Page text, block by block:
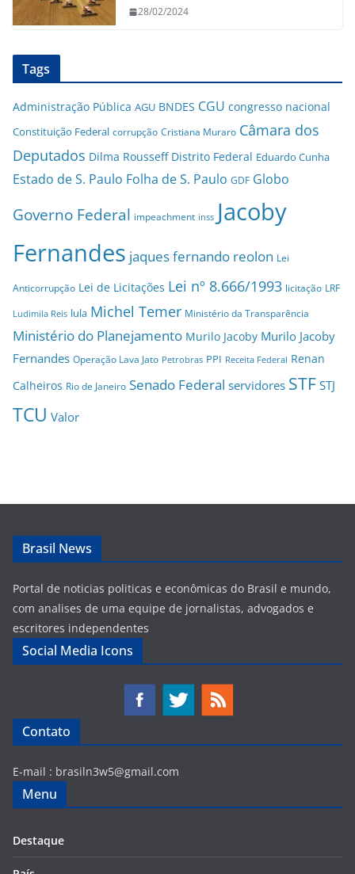
28/02/2024
Tags
Administração Pública AGU BNDES CGU congresso nacional
Constituição Federal corrupção Cristiana Muraro Câmara dos
Deputados Dilma Rousseff Distrito Federal Eduardo Cunha
Estado de S. Paulo Folha de S. Paulo GDF Globo
Governo Federal impeachment inss Jacoby
Fernandes jaques fernando reolon Lei
Anticorrupção Lei de Licitações Lei nº 8.666/1993 licitação LRF
Ludimila Reis lula Michel Temer Ministério da Transparência
Ministério do Planejamento Murilo Jacoby Murilo Jacoby
Fernandes Operação Lava Jato Petrobras PPI Receita Federal Renan
Calheiros Rio de Janeiro Senado Federal servidores STF STJ
TCU Valor
Brasil News
Portal de noticias politicas e econômicas do Brasil e mundo,
com analises de uma equipe de jornalistas, advogados e
escritores independentes
Social Media Icons
Contato
E-mail : brasiln3w5@gmail.com
Menu
Destaque